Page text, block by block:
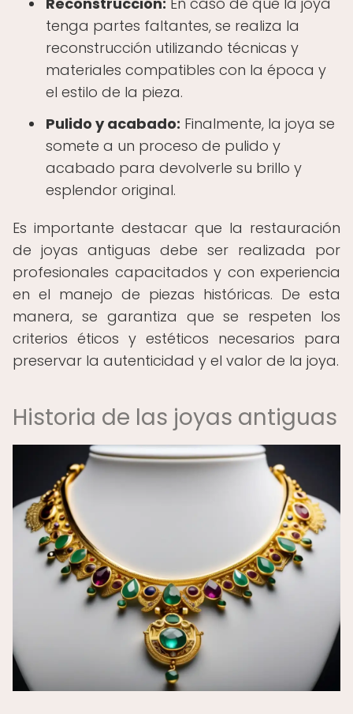
tenga partes faltantes, se realiza la
reconstrucción utilizando técnicas y
materiales compatibles con la época y
el estilo de la pieza.
Pulido y acabado: Finalmente, la joya se
somete a un proceso de pulido y
acabado para devolverle su brillo y
esplendor original.
Es importante destacar que la restauración
de joyas antiguas debe ser realizada por
profesionales capacitados y con experiencia
en el manejo de piezas históricas. De esta
manera, se garantiza que se respeten los
criterios éticos y estéticos necesarios para
preservar la autenticidad y el valor de la joya.
Historia de las joyas antiguas